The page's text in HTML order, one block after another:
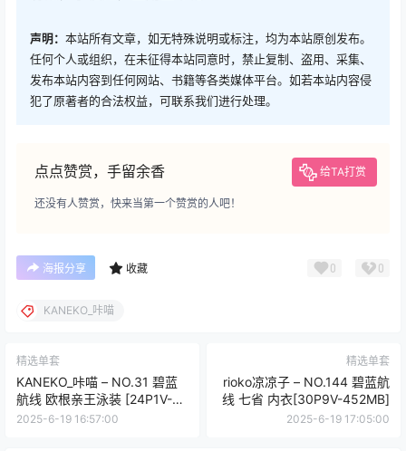
声明： 本站所有文章，如无特殊说明或标注，均为本站原创发布。
任何个人或组织，在未征得本站同意时，禁止复制、盗用、采集、
发布本站内容到任何网站、书籍等各类媒体平台。如若本站内容侵
犯了原著者的合法权益，可联系我们进行处理。
点点赞赏，手留余香 给TA打赏
还没有人赞赏，快来当第一个赞赏的人吧！
海报分享 收藏 0 0
KANEKO_咔喵
精选单套
KANEKO_咔喵 – NO.31 碧蓝
航线 欧根亲王泳装 [24P1V-
248MB]
2025-6-19 16:57:00
精选单套
rioko凉凉子 – NO.144 碧蓝航
线 七省 内衣[30P9V-452MB]
2025-6-19 17:05:00